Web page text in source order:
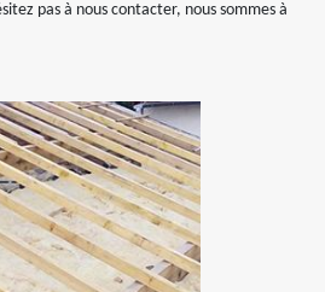
pas à nous contacter, nous sommes à